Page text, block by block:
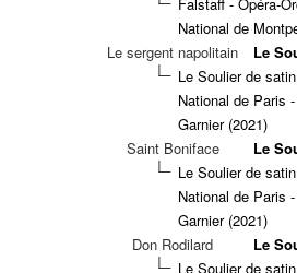
National de
Le sergent napolitain
Le
Le Soulier de
National de Paris
Garnier (2021)
Saint Boniface
Le
Le Soulier de
National de Paris
Garnier (2021)
Don Rodilard
Le
Le Soulier de